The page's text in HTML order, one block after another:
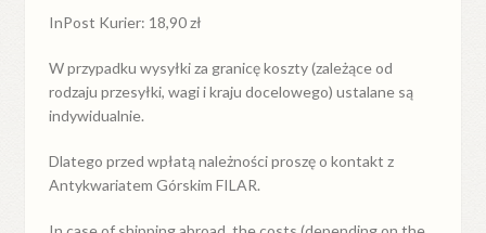
InPost Kurier: 18,90 zł
W przypadkuwysyłkiza granicękoszty (zależące od
rodzaju przesyłki, wagi i kraju docelowego) ustalane są
indywidualnie.
Dlatego przed wpłatą należności proszę o kontakt z
Antykwariatem Górskim FILAR.